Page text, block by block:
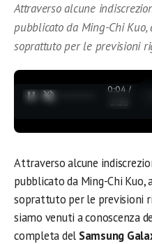
Attraverso alcune
pubblicato da Ming-Chi Kuo,
soprattuto per le previsioni
0:04 /
3:35
Attraverso alcune
pubblicato da Ming-Chi Kuo,
soprattuto per le previsioni
siamo venuti a conoscenza
completa del Samsung